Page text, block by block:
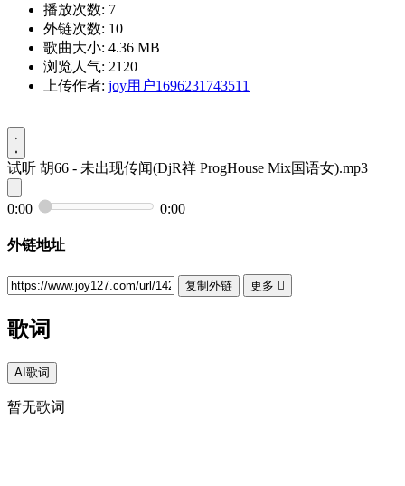
播放次数: 7
外链次数: 10
歌曲大小: 4.36 MB
浏览人气: 2120
上传作者: joy用户1696231743511
试听 胡66 - 未出现传闻(DjR祥 ProgHouse Mix国语女).mp3
0:00 0:00
外链地址
复制外链 更多 
歌词
AI歌词
暂无歌词